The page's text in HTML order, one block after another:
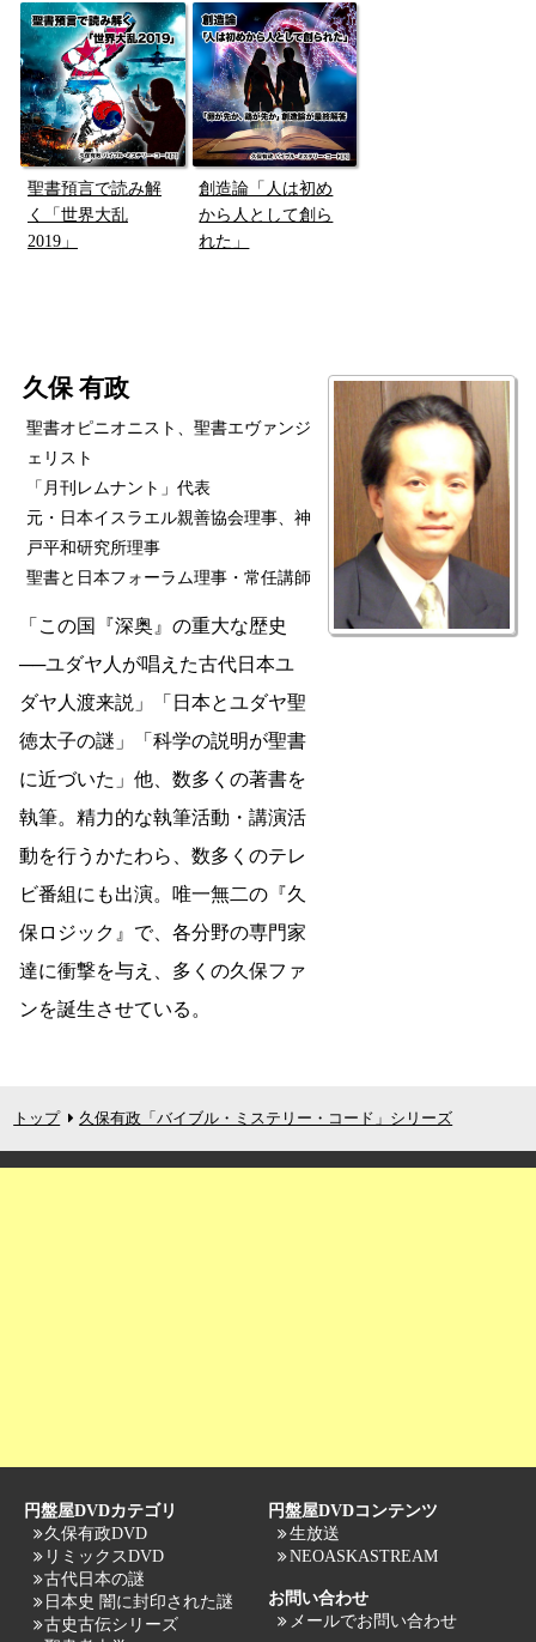
聖書預言で読み解
く「世界大乱
2019」
創造論「人は初め
から人として創ら
れた」
久保 有政
聖書オピニオニスト、聖書エヴァンジ
ェリスト
「月刊レムナント」代表
元・日本イスラエル親善協会理事、神
戸平和研究所理事
聖書と日本フォーラム理事・常任講師
「この国『深奥』の重大な歴史
──ユダヤ人が唱えた古代日本ユ
ダヤ人渡来説」「日本とユダヤ聖
徳太子の謎」「科学の説明が聖書
に近づいた」他、数多くの著書を
執筆。精力的な執筆活動・講演活
動を行うかたわら、数多くのテレ
ビ番組にも出演。唯一無二の『久
保ロジック』で、各分野の専門家
達に衝撃を与え、多くの久保ファ
ンを誕生させている。
トップ 久保有政「バイブル・ミステリー・コード」シリーズ
円盤屋DVDカテゴリ
久保有政DVD
リミックスDVD
古代日本の謎
日本史 闇に封印された謎
古史古伝シリーズ
円盤屋DVDコンテンツ
生放送
NEOASKASTREAM
お問い合わせ
メールでお問い合わせ